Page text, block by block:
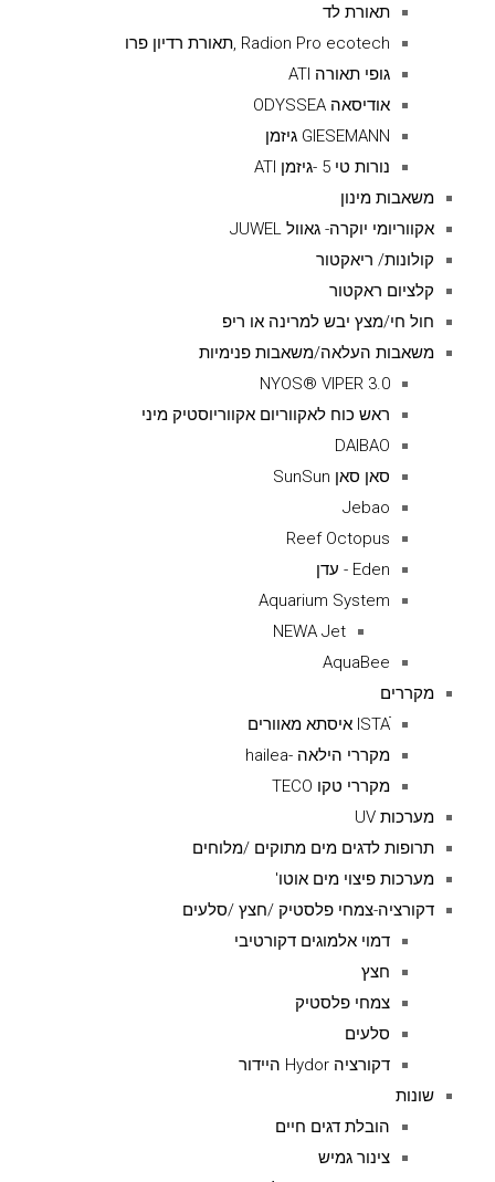
תאורת לד
Radion Pro ecotech ,תאורת רדיון פרו
גופי תאורה ATI
אודיסאה ODYSSEA
GIESEMANN גיזמן
נורות טי 5 -גיזמן ATI
משאבות מינון
אקווריומי יוקרה- גאוול JUWEL
קולונות/ ריאקטור
קלציום ראקטור
חול חי/מצץ יבש למרינה או ריפ
משאבות העלאה/משאבות פנימיות
NYOS® VIPER 3.0
ראש כוח לאקווריום אקווריוסטיק מיני
DAIBAO
סאן סאן SunSun
Jebao
Reef Octopus
Eden - עדן
Aquarium System
NEWA Jet
AquaBee
מקררים
ISTAׁׂ איסתא מאוורים
מקררי הילאה -hailea
מקררי טקו TECO
מערכות UV
תרופות לדגים מים מתוקים /מלוחים
מערכות פיצוי מים אוטו'
דקורציה-צמחי פלסטיק /חצץ /סלעים
דמוי אלמוגים דקורטיבי
חצץ
צמחי פלסטיק
סלעים
דקורציה Hydor היידור
שונות
הובלת דגים חיים
צינור גמיש